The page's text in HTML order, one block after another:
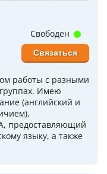
работы с разными
Имею
(английский и
предоставляющий
языку, а также
Свободен
Связаться